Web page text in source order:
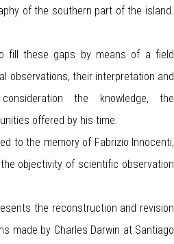
of the southern part of the island.
fill these gaps by means of a field
observations, their interpretation and
the knowledge, the
offered by his time.
to the memory of Fabrizio Innocenti,
objectivity of scientific observation
the reconstruction and revision
made by Charles Darwin at Santiago